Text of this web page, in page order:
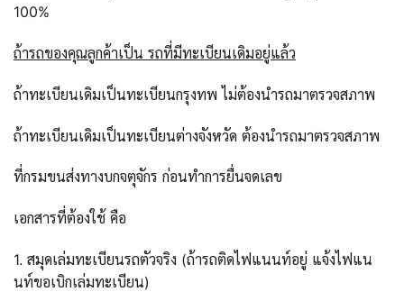
100%
ถ้ารถของคุณลูกค้าเป็น รถที่มีทะเบียนเดิมอยู่แล้ว
ถ้าทะเบียนเดิมเป็นทะเบียนกรุงทพ ไม่ต้องนำรถมาตรวจสภาพ
ถ้าทะเบียนเดิมเป็นทะเบียนต่างจังหวัด ต้องนำรถมาตรวจสภาพ
ที่กรมขนส่งทางบกจตุจักร ก่อนทำการยื่นจดเลข
เอกสารที่ต้องใช้ คือ
1. สมุดเล่มทะเบียนรถตัวจริง (ถ้ารถติดไฟแนนท์อยู่ แจ้งไฟแน
นท์ขอเบิกเล่มทะเบียน)